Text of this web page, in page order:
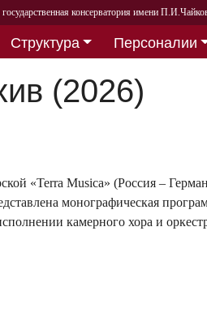
консерватория имени
Структура Персоналии
(2026)
«Terra Musica» (Россия –
монографическая
камерного хора и